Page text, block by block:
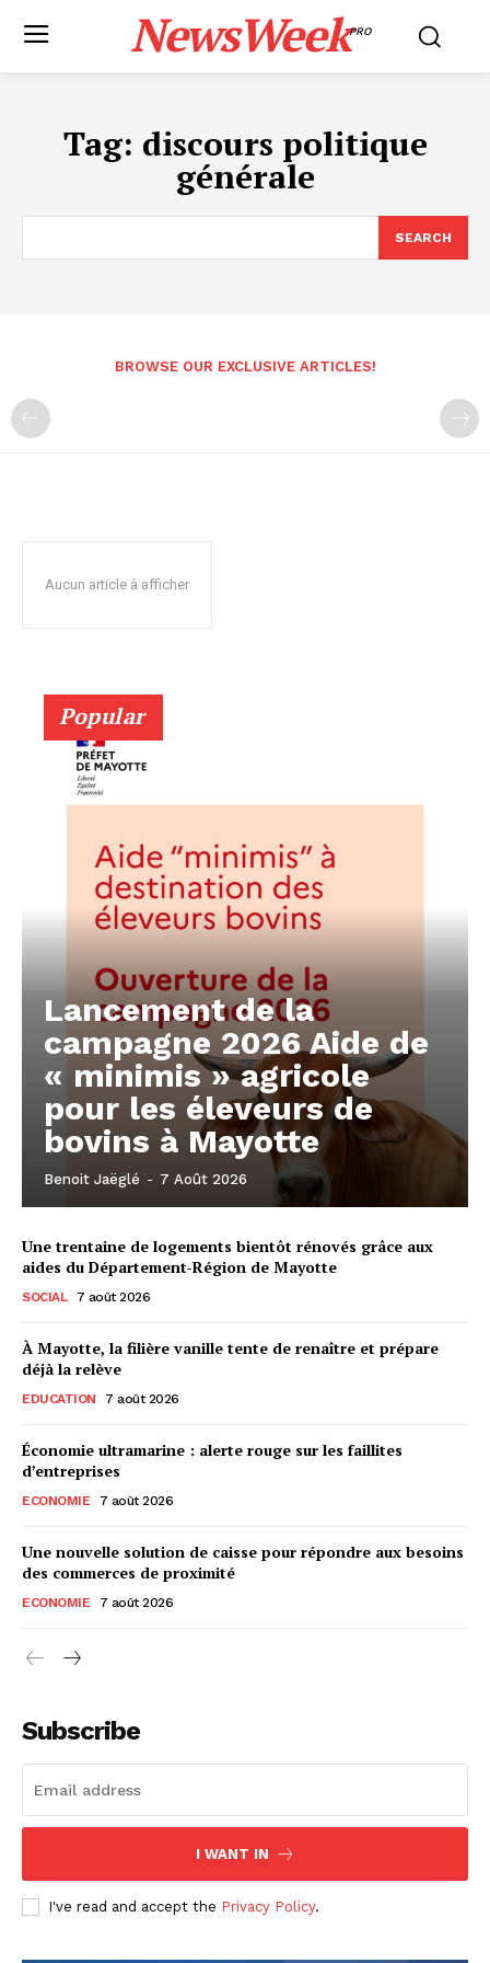
NewsWeekPRO
Tag: discours politique
générale
SEARCH
BROWSE OUR EXCLUSIVE ARTICLES!
Aucun article à afficher
Popular
Lancement de la
campagne 2026 Aide de
« minimis » agricole
pour les éleveurs de
bovins à Mayotte
Benoit Jaëglé - 7 Août 2026
Une trentaine de logements bientôt rénovés grâce aux
aides du Département-Région de Mayotte
SOCIAL 7 août 2026
À Mayotte, la filière vanille tente de renaître et prépare
déjà la relève
EDUCATION 7 août 2026
Économie ultramarine : alerte rouge sur les faillites
d’entreprises
ECONOMIE 7 août 2026
Une nouvelle solution de caisse pour répondre aux besoins
des commerces de proximité
ECONOMIE 7 août 2026
Subscribe
I WANT IN
I've read and accept the Privacy Policy.